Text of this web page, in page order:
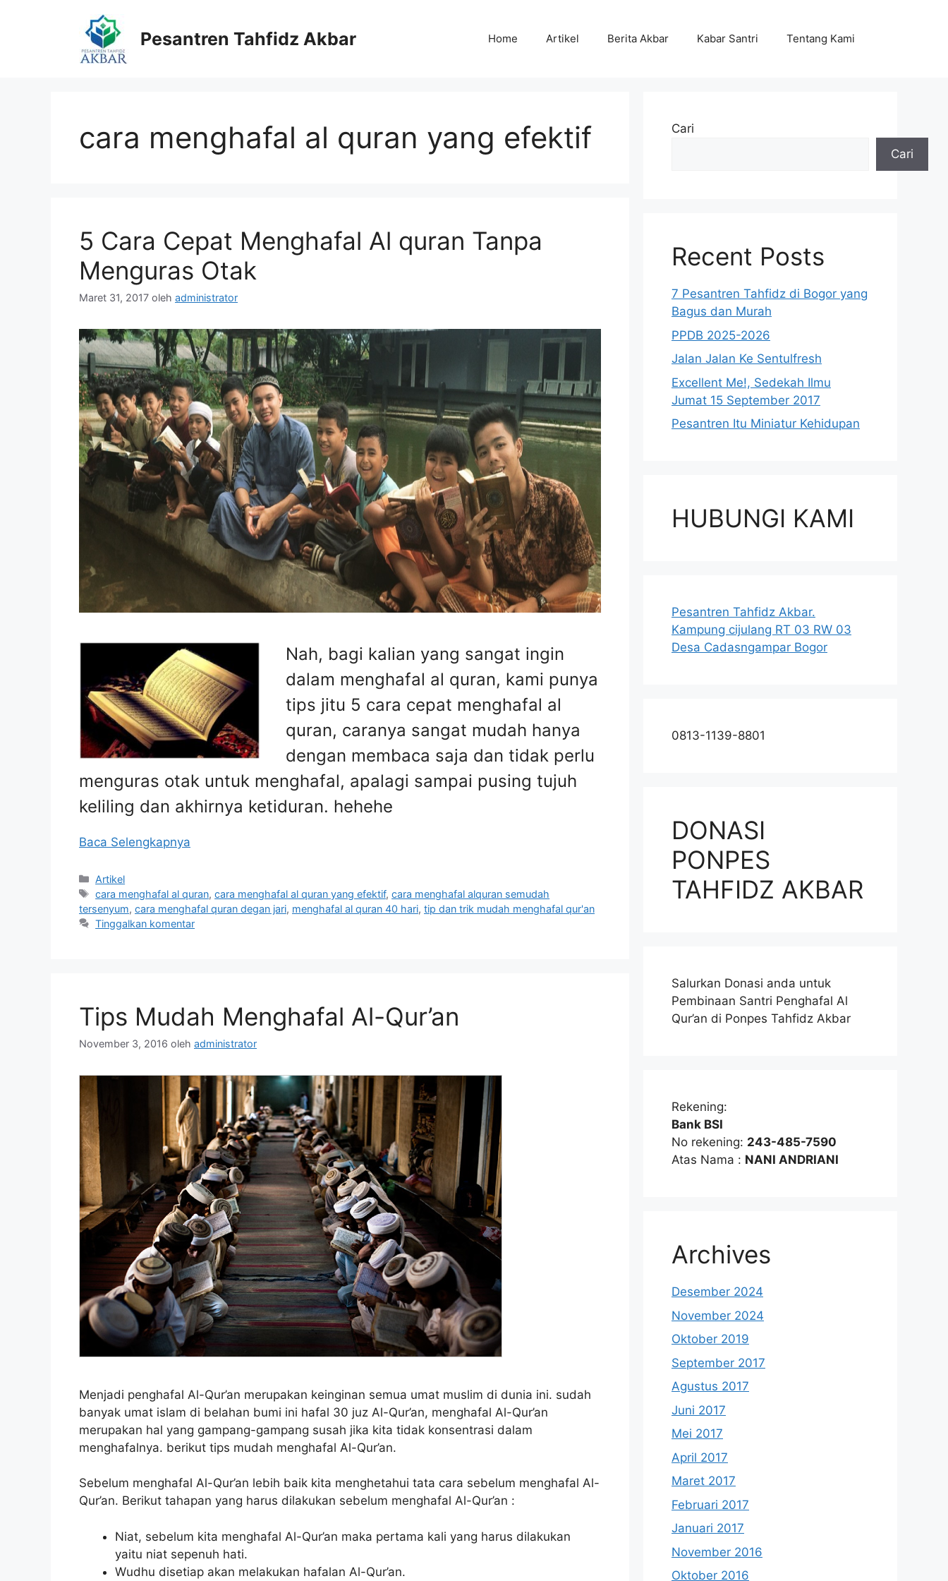
Pesantren Tahfidz Akbar Home Artikel Berita Akbar Kabar Santri Tentang Kami
cara menghafal al quran yang efektif
5 Cara Cepat Menghafal Al quran Tanpa
Menguras Otak
Maret 31, 2017 oleh administrator
Nah, bagi kalian yang sangat ingin
dalam menghafal al quran, kami punya
tips jitu 5 cara cepat menghafal al
quran, caranya sangat mudah hanya
dengan membaca saja dan tidak perlu
menguras otak untuk menghafal, apalagi sampai pusing tujuh
keliling dan akhirnya ketiduran. hehehe
Baca Selengkapnya
Kategori
Artikel
Tag
cara menghafal al quran,cara menghafal al quran yang efektif,cara menghafal alquran semudah
tersenyum, cara menghafal quran degan jari, menghafal al quran 40 hari, tip dan trik mudah menghafal qur'an
Tinggalkan komentar
Tips Mudah Menghafal Al-Qur’an
November 3, 2016 oleh administrator
Menjadi penghafal Al-Qur’an merupakan keinginan semua umat muslim di dunia ini. sudah
banyak umat islam di belahan bumi ini hafal 30 juz Al-Qur’an, menghafal Al-Qur’an
merupakan hal yang gampang-gampang susah jika kita tidak konsentrasi dalam
menghafalnya. berikut tips mudah menghafal Al-Qur’an.
Sebelum menghafal Al-Qur’an lebih baik kita menghetahui tata cara sebelum menghafal Al-
Qur’an. Berikut tahapan yang harus dilakukan sebelum menghafal Al-Qur’an :
Niat, sebelum kita menghafal Al-Qur’an maka pertama kali yang harus dilakukan
yaitu niat sepenuh hati.
Wudhu disetiap akan melakukan hafalan Al-Qur’an.
Cari
Cari
Recent Posts
7 Pesantren Tahfidz di Bogor yang
Bagus dan Murah
PPDB 2025-2026
Jalan Jalan Ke Sentulfresh
Excellent Me!, Sedekah Ilmu
Jumat 15 September 2017
Pesantren Itu Miniatur Kehidupan
HUBUNGI KAMI
Pesantren Tahfidz Akbar.
Kampung cijulang RT 03 RW 03
Desa Cadasngampar Bogor
0813-1139-8801
DONASI
PONPES
TAHFIDZ AKBAR
Salurkan Donasi anda untuk
Pembinaan Santri Penghafal Al
Qur’an di Ponpes Tahfidz Akbar
Rekening:
Bank BSI
No rekening: 243-485-7590
Atas Nama : NANI ANDRIANI
Archives
Desember 2024
November 2024
Oktober 2019
September 2017
Agustus 2017
Juni 2017
Mei 2017
April 2017
Maret 2017
Februari 2017
Januari 2017
November 2016
Oktober 2016